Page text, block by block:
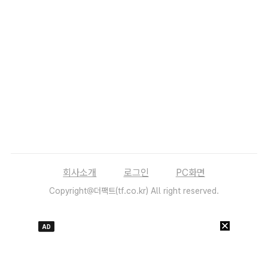
회사소개 로그인 PC화면
Copyright@더팩트(tf.co.kr) All right reserved.
AD